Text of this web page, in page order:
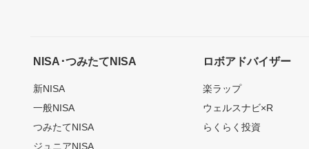
NISA･つみたてNISA
新NISA
一般NISA
つみたてNISA
ジュニアNISA
ロボアドバイザー
楽ラップ
ウェルスナビ×R
らくらく投資